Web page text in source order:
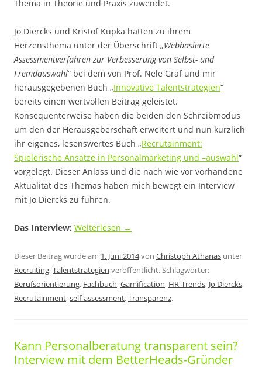
Thema in Theorie und Praxis zuwendet.
Jo Diercks und Kristof Kupka hatten zu ihrem
Herzensthema unter der Überschrift „Webbasierte
Assessmentverfahren zur Verbesserung von Selbst- und
Fremdauswahl“ bei dem von Prof. Nele Graf und mir
herausgegebenen Buch „Innovative Talentstrategien“
bereits einen wertvollen Beitrag geleistet.
Konsequenterweise haben die beiden den Schreibmodus
um den der Herausgeberschaft erweitert und nun kürzlich
ihr eigenes, lesenswertes Buch „Recrutainment:
Spielerische Ansätze in Personalmarketing und –auswahl“
vorgelegt. Dieser Anlass und die nach wie vor vorhandene
Aktualität des Themas haben mich bewegt ein Interview
mit Jo Diercks zu führen.
Das Interview: Weiterlesen →
Dieser Beitrag wurde am 1. Juni 2014von Christoph Athanas unter
Recruiting,Talentstrategien veröffentlicht. Schlagwörter:
Berufsorientierung, Fachbuch,Gamification, HR-Trends, Jo Diercks,
Recrutainment,self-assessment,Transparenz.
Kann Personalberatung transparent sein?
Interview mit dem BetterHeads-Gründer